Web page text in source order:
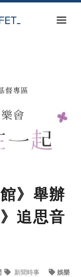
》舉辦
追思音
新聞時事 娛樂